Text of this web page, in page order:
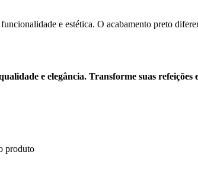
e estética. O acabamento preto
e elegância. Transforme suas refeições
produto